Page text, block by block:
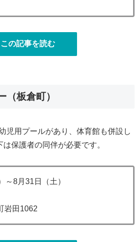
この記事を読む
（板倉町）
児用プールがあり、体育館も併設し
保護者の同伴が必要です。
～8月31日（土）
岩田1062